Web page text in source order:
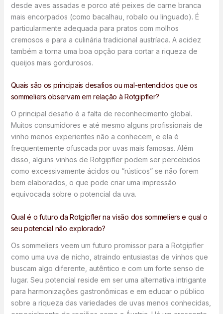
desde aves assadas e porco até peixes de carne branca
mais encorpados (como bacalhau, robalo ou linguado). É
particularmente adequada para pratos com molhos
cremosos e para a culinária tradicional austríaca. A acidez
também a torna uma boa opção para cortar a riqueza de
queijos mais gordurosos.
Quais são os principais desafios ou mal-entendidos que os
sommeliers observam em relação à Rotgipfler?
O principal desafio é a falta de reconhecimento global.
Muitos consumidores e até mesmo alguns profissionais de
vinho menos experientes não a conhecem, e ela é
frequentemente ofuscada por uvas mais famosas. Além
disso, alguns vinhos de Rotgipfler podem ser percebidos
como excessivamente ácidos ou “rústicos” se não forem
bem elaborados, o que pode criar uma impressão
equivocada sobre o potencial da uva.
Qual é o futuro da Rotgipfler na visão dos sommeliers e qual o
seu potencial não explorado?
Os sommeliers veem um futuro promissor para a Rotgipfler
como uma uva de nicho, atraindo entusiastas de vinhos que
buscam algo diferente, autêntico e com um forte senso de
lugar. Seu potencial reside em ser uma alternativa intrigante
para harmonizações gastronômicas e em educar o público
sobre a riqueza das variedades de uvas menos conhecidas,